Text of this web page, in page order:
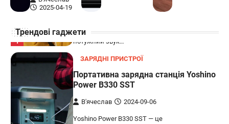
2025-04-19
Трендові гаджети
1
В'ячеслав 2024-09-07
бездротова колонка, яка поєднує в собі
потужний звук…
ЗАРЯДНІ ПРИСТРОЇ
Портативна зарядна станція Yoshino
Power B330 SST
В'ячеслав 2024-09-06
Yoshino Power B330 SST — це